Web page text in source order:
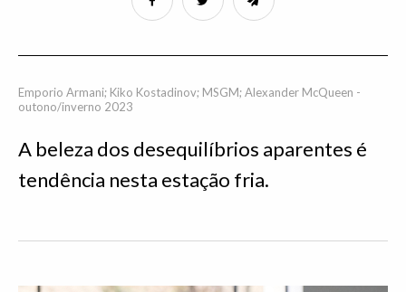
Emporio Armani; Kiko Kostadinov; MSGM; Alexander McQueen -
outono/inverno 2023
A beleza dos desequilíbrios aparentes é
tendência nesta estação fria.